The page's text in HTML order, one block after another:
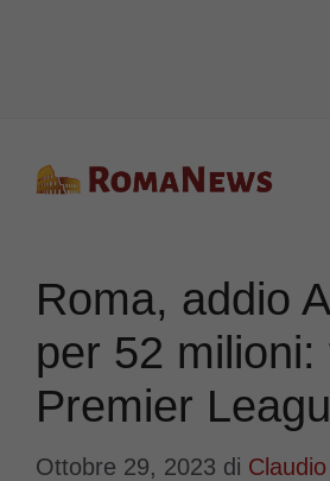
Roma, addio
per 52 milioni:
Premier
Ottobre 29, 2023 di